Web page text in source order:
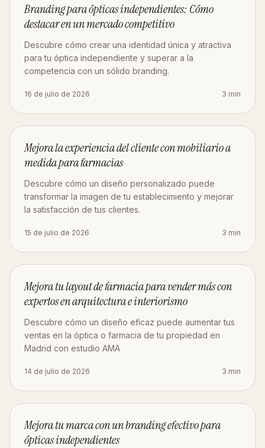
Branding para ópticas independientes: Cómo
destacar en un mercado competitivo
Descubre cómo crear una identidad única y atractiva
para tu óptica independiente y superar a la
competencia con un sólido branding.
16 de julio de 2026 3 min
Mejora la experiencia del cliente con mobiliario a
medida para farmacias
Descubre cómo un diseño personalizado puede
transformar la imagen de tu establecimiento y mejorar
la satisfacción de tus clientes.
15 de julio de 2026 3 min
Mejora tu layout de farmacia para vender más con
expertos en arquitectura e interiorismo
Descubre cómo un diseño eficaz puede aumentar tus
ventas en la óptica o farmacia de tu propiedad en
Madrid con estudio AMA
14 de julio de 2026 3 min
Mejora tu marca con un branding efectivo para
ópticas independientes